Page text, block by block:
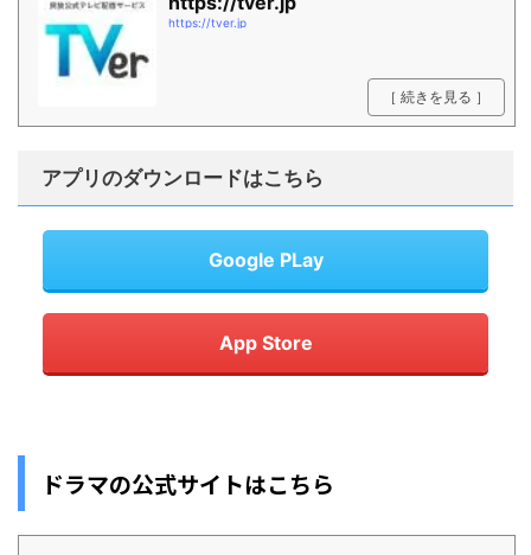
https://tver.jp
［ 続きを見る ］
アプリのダウンロードはこちら
Google PLay
App Store
ドラマの公式サイトはこちら